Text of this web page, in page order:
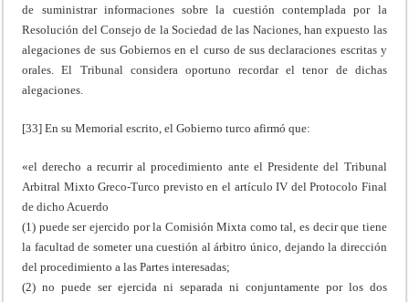
de suministrar informaciones sobre la cuestión contemplada por la
Resolución del Consejo de la Sociedad de las Naciones, han expuesto las
alegaciones de sus Gobiernos en el curso de sus declaraciones escritas y
orales. El Tribunal considera oportuno recordar el tenor de dichas
alegaciones.
[33] En su Memorial escrito, el Gobierno turco afirmó que:
«el derecho a recurrir al procedimiento ante el Presidente del Tribunal
Arbitral Mixto Greco-Turco previsto en el artículo IV del Protocolo Final
de dicho Acuerdo
(1) puede ser ejercido por la Comisión Mixta como tal, es decir que tiene
la facultad de someter una cuestión al árbitro único, dejando la dirección
del procedimiento a las Partes interesadas;
(2) no puede ser ejercida ni separada ni conjuntamente por los dos